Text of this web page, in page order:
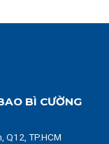
BÌ CƯỜNG
Q12, TP.HCM